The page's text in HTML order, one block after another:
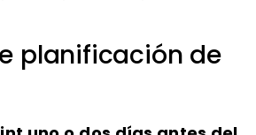
planificación de